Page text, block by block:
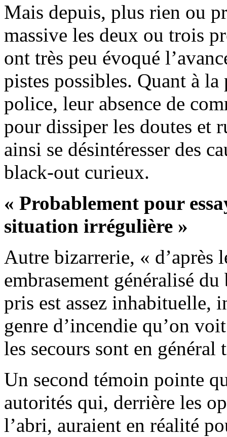
Mais depuis, plus rien ou
massive les deux ou trois
ont très peu évoqué
pistes possibles. Quant à
police, leur absence de
pour dissiper les doutes et
ainsi se désintéresser des
black-out curieux.
« Probablement pour
situation irrégulière »
Autre bizarrerie, « d’après
embrasement généralisé
pris est assez inhabituelle,
genre d’incendie qu’on
les secours sont en
Un second témoin pointe
autorités qui, derrière les
l’abri, auraient en réalité